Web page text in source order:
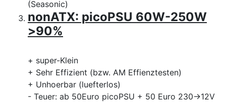
(Seasonic)
nonATX: picoPSU 60W-250W
>90%
+ super-Klein
+ Sehr Effizient (bzw. AM Effienztesten)
+ Unhoerbar (luefterlos)
- Teuer: ab 50Euro picoPSU + 50 Euro 230->12V